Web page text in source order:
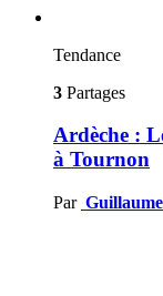
Tendance
3 Partages
Ardèche :
à Tournon
Par